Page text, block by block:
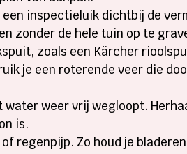
een inspectieluik dichtbij de
zonder de hele tuin op te
zoals een Kärcher
je een roterende veer die
water weer vrij wegloopt.
is.
regenpijp. Zo houd je